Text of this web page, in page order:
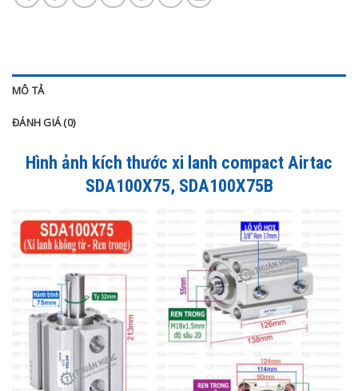
MÔ TẢ
ĐÁNH GIÁ (0)
Hình ảnh kích thước xi lanh compact Airtac
SDA100X75, SDA100X75B